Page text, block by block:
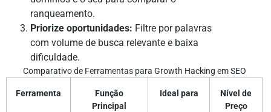
ranqueamento.
Priorize oportunidades: Filtre por palavras
com volume de busca relevante e baixa
dificuldade.
Comparativo de Ferramentas para Growth Hacking em SEO
Ferramenta
Função
Principal
Ideal para
Nível de
Preço